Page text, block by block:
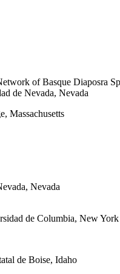
of Basque Diaposra
de Nevada, Nevada
Massachusetts
Nevada
de Columbia, New York
de Boise, Idaho